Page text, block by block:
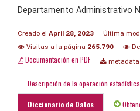
Departamento Administrativo
Creado el April 28, 2023 Última
Visitas a la página 265.790
Documentación en PDF metadata
Descripción de la operación estadística
Diccionario de Datos